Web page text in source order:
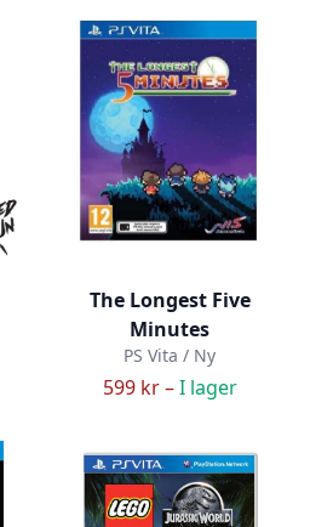
The Longest Five
Minutes
PS Vita / Ny
599 kr –I lager